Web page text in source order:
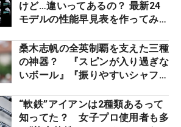
けど…違いってあるの？ 最新24
モデルの性能早見表を作ってみ
桑木志帆の全英制覇を支えた三種
の神器？ 『スピンが入り過ぎな
いボール』『振りやすいシャフ
ー』 #女子プロセッティング
“軟鉄”アイアンは2種類あるって
知ってた？ 女子プロ使用者も多